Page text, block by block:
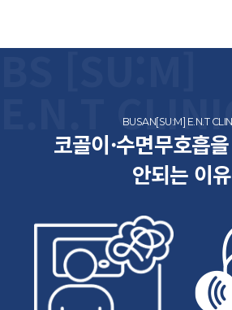
E.N.T BUSAN[SU:M] E.N.T
코골이·수면무호흡
안되는 이유